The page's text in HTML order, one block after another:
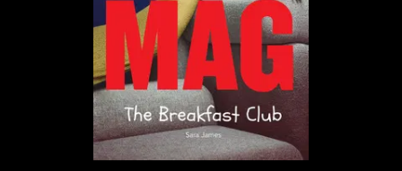
w wersji klubowej, teraz premierę ma wersja
studyjna oraz teledysk wyreżyserowany przez
Pawła Fabjańskiego. Za produkcję klipu
odpowiedzialne było ShootMe Visual Artists.